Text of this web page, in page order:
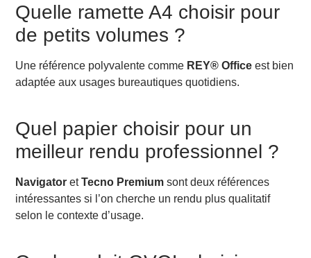
Quelle ramette A4 choisir pour
de petits volumes ?
Une référence polyvalente comme REY® Office est bien
adaptée aux usages bureautiques quotidiens.
Quel papier choisir pour un
meilleur rendu professionnel ?
Navigator etTecno Premium sont deux références
intéressantes si l’on cherche un rendu plus qualitatif
selon le contexte d’usage.